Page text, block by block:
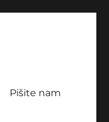
Pišite nam